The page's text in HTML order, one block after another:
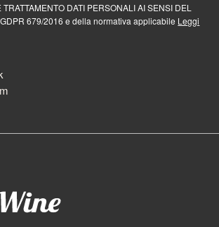
DATI PERSONALI AI SENSI DEL
679/2016 e della normativa applicabile Leggi